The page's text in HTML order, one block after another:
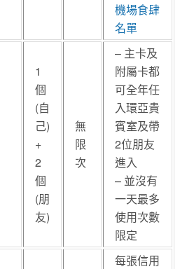
機場食肆
名單
1
個
(自
己)
+
2
個
(朋
友)
無
限
次
– 主卡及
附屬卡都
可全年任
入環亞貴
賓室及帶
2位朋友
進入
– 並沒有
一天最多
使用次數
限定
每張信用